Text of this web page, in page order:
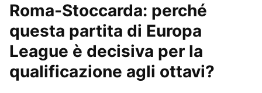
Roma-Stoccarda: perché
questa partita di Europa
League è decisiva per la
qualificazione agli ottavi?